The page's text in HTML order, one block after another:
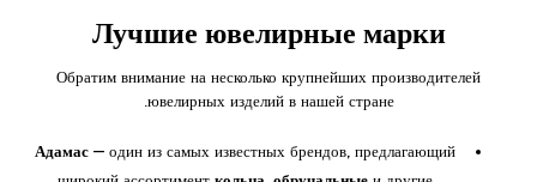
Лучшие ювелирные марки
Обратим внимание на несколько крупнейших производителей
ювелирных изделий в нашей стране.
Адамас— один из самых известных брендов, предлагающий